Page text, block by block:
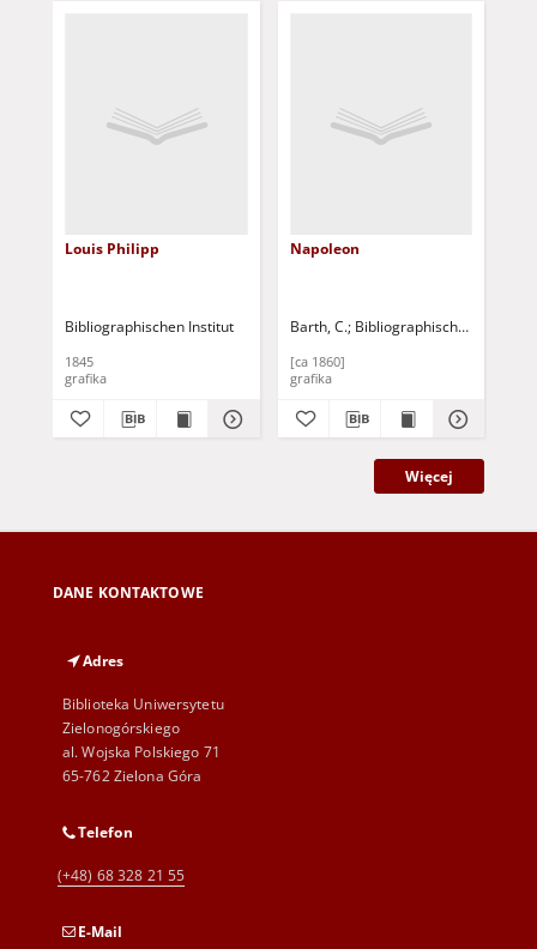
Louis Philipp
Bibliographischen Institut
1845
grafika
Napoleon
Barth, C. Bibliographischen Institut
[ca 1860]
grafika
Więcej
DANE KONTAKTOWE
Adres
Biblioteka Uniwersytetu
Zielonogórskiego
al. Wojska Polskiego 71
65-762 Zielona Góra
Telefon
(+48) 68 328 21 55
E-Mail